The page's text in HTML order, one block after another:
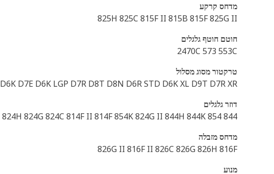
מדחס קרקע
825H 825C 815F II 815B 815F 825G II
חוטם חוטף גלגלים
2470C 573 553C
טרקטור מסוג מסלול
D7E D6K LGP D7R D8T D8N D6R STD D6K XL D9T D7R XR
דוזר גלגלים
844 854 824H 824G 824C 814F II 814F 854K 824G II 844H 844K
מדחס מזבלה
826G II 816F II 826C 826G 826H 816F
מנוע